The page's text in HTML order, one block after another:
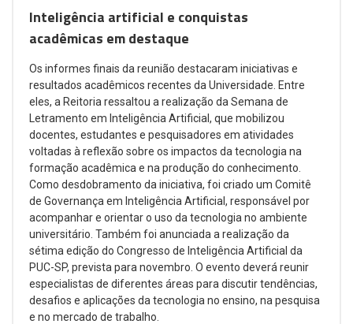
Inteligência artificial e conquistas
acadêmicas em destaque
Os informes finais da reunião destacaram iniciativas e
resultados acadêmicos recentes da Universidade. Entre
eles, a Reitoria ressaltou a realização da Semana de
Letramento em Inteligência Artificial, que mobilizou
docentes, estudantes e pesquisadores em atividades
voltadas à reflexão sobre os impactos da tecnologia na
formação acadêmica e na produção do conhecimento.
Como desdobramento da iniciativa, foi criado um Comitê
de Governança em Inteligência Artificial, responsável por
acompanhar e orientar o uso da tecnologia no ambiente
universitário. Também foi anunciada a realização da
sétima edição do Congresso de Inteligência Artificial da
PUC-SP, prevista para novembro. O evento deverá reunir
especialistas de diferentes áreas para discutir tendências,
desafios e aplicações da tecnologia no ensino, na pesquisa
e no mercado de trabalho.